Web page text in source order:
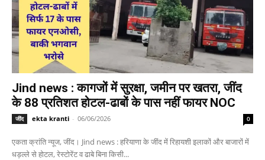
Jind news : कागजों में सुरक्षा, जमीन पर खतरा, जींद
के 88 प्रतिशत होटल-ढाबों के पास नहीं फायर NOC
जींद ekta kranti - 06/06/2026 0
एकता क्रांति न्यूज, जींद। Jind news : हरियाणा के जींद में रिहायशी इलाकों और बाजारों में
धड़ल्ले से होटल, रेस्टोरेंट व ढाबे बिना किसी...